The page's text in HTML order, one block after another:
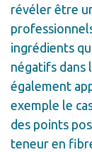
révéler être
ingrédients
négatifs dans
également
exemple le
des points
teneur en